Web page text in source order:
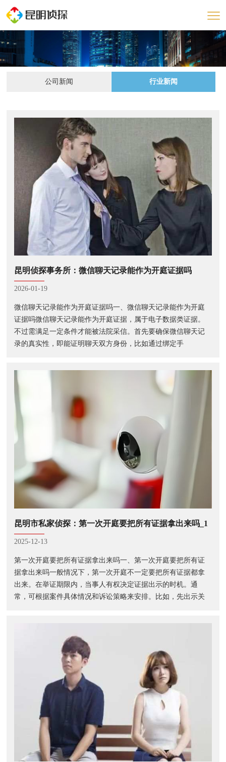
公司新闻 行业新闻
昆明侦探事务所：微信聊天记录能作为开庭证据吗
2026-01-19
微信聊天记录能作为开庭证据吗一、微信聊天记录能作为开庭
证据吗微信聊天记录能作为开庭证据，属于电子数据类证据。
不过需满足一定条件才能被法院采信。首先要确保微信聊天记
录的真实性，即能证明聊天双方身份，比如通过绑定手
昆明市私家侦探：第一次开庭要把所有证据拿出来吗_1
2025-12-13
第一次开庭要把所有证据拿出来吗一、第一次开庭要把所有证
据拿出来吗一般情况下，第一次开庭不一定要把所有证据都拿
出来。在举证期限内，当事人有权决定证据出示的时机。通
常，可根据案件具体情况和诉讼策略来安排。比如，先出示关